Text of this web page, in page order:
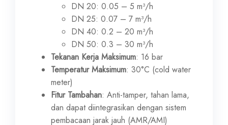
DN 20: 0.05 – 5 m³/h
DN 25: 0.07 – 7 m³/h
DN 40: 0.2 – 20 m³/h
DN 50: 0.3 – 30 m³/h
Tekanan Kerja Maksimum: 16 bar
Temperatur Maksimum: 30°C (cold water
meter)
Fitur Tambahan: Anti-tamper, tahan lama,
dan dapat diintegrasikan dengan sistem
pembacaan jarak jauh (AMR/AMI)